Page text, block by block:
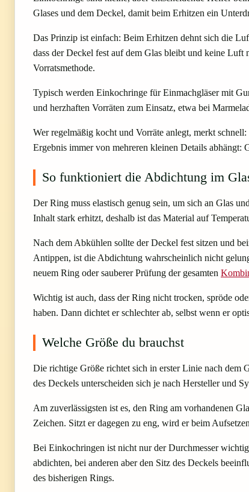
Glases und dem Deckel, damit beim Erhitzen ein
Das Prinzip ist einfach: Beim Erhitzen dehnt sich die
dass der Deckel fest auf dem Glas bleibt und keine
Vorratsmethode.
Typisch werden Einkochringe für Einmachgläser mit
und herzhaften Vorräten zum Einsatz, etwa bei
Wer regelmäßig kocht und Vorräte anlegt, merkt
Ergebnis immer von mehreren kleinen Details abhängt:
So funktioniert die Abdichtung im
Der Ring muss elastisch genug sein, um sich an Glas
Inhalt stark erhitzt, deshalb ist das Material auf
Nach dem Abkühlen sollte der Deckel fest sitzen und
Antippen, ist die Abdichtung wahrscheinlich nicht
neuem Ring oder sauberer Prüfung der gesamten
Wichtig ist auch, dass der Ring nicht trocken, spröde
haben. Dann dichtet er schlechter ab, selbst wenn er
Welche Größe du brauchst
Die richtige Größe richtet sich in erster Linie nach dem
des Deckels unterscheiden sich je nach Hersteller und
Am zuverlässigsten ist es, den Ring am vorhandenen
Zeichen. Sitzt er dagegen zu eng, wird er beim
Bei Einkochringen ist nicht nur der Durchmesser
abdichten, bei anderen aber den Sitz des Deckels
des bisherigen Rings.